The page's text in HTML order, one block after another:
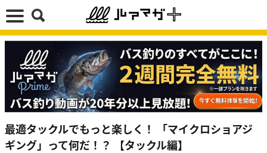
最適タックルでもっと楽しく！ 「マイクロショアジ
ギング」って何だ！？ 【タックル編】